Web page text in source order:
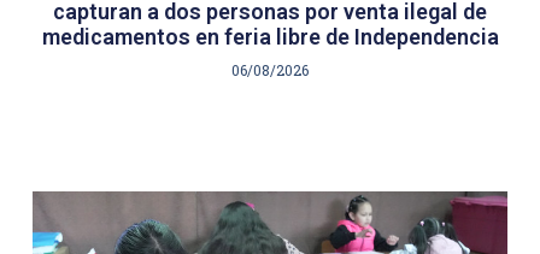
capturan a dos personas por venta ilegal de
medicamentos en feria libre de Independencia
06/08/2026